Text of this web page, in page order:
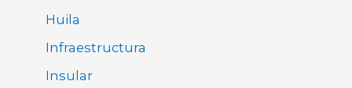
Huila
Infraestructura
Insular